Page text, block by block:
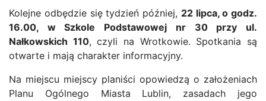
Kolejne odbędzie się tydzień później, 22 lipca, o godz.
16.00, w Szkole Podstawowej nr 30 przy ul.
Nałkowskich 110, czyli na Wrotkowie. Spotkania są
otwarte i mają charakter informacyjny.
Na miejscu miejscy planiści opowiedzą o założeniach
Planu Ogólnego Miasta Lublin, zasadach jego